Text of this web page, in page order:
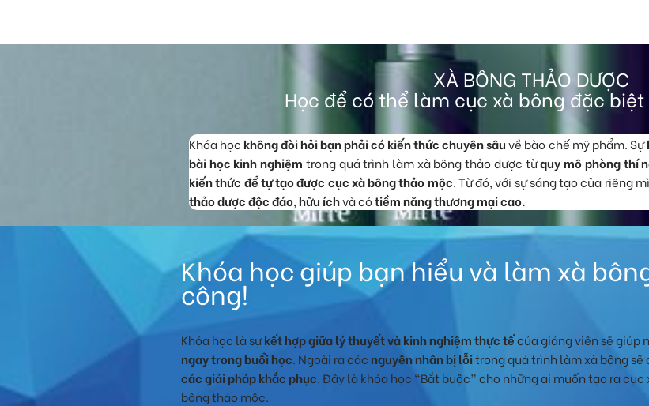
XÀ BÔNG THẢO DƯỢC
Học để có thể làm cục xà bông đặc
Khóa học không đòi hỏi bạn phải có kiến thức chuyên sâuvề bào chế mỹ phẩm. Sự
bài học kinh nghiệm trong quá trình làm xà bông thảo dược từquy mô phòng thí
kiến thức để tự tạo được cục xà bông thảo mộc. Từ đó, với sự sáng tạo của riêng
thảo dược độc đáo,hữu íchvà cótiềm năng thương mại cao.
Khóa học giúp bạn hiểu và làm xà
công!
Khóa học là sựkết hợp giữa lý thuyết và kinh nghiệm thực tếcủa giảng viên sẽ giúp
ngay trong buổi học. Ngoài ra các nguyên nhân bị lỗitrong quá trình làm xà bông sẽ
các giải pháp khắc phục. Đây là khóa học “Bắt buộc” cho những ai muốn tạo ra
bông thảo mộc.